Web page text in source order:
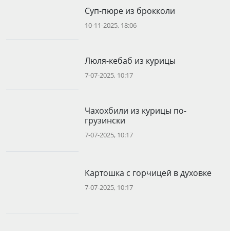
Суп-пюре из брокколи
10-11-2025, 18:06
Люля-кебаб из курицы
7-07-2025, 10:17
Чахохбили из курицы по-
грузински
7-07-2025, 10:17
Картошка с горчицей в духовке
7-07-2025, 10:17